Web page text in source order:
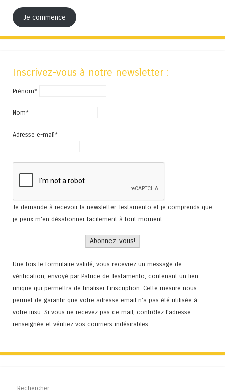
Je commence
Inscrivez-vous à notre newsletter :
Prénom*
Nom*
Adresse e-mail*
Je demande à recevoir la newsletter Testamento et je comprends que
je peux m'en désabonner facilement à tout moment.
Une fois le formulaire validé, vous recevrez un message de
vérification, envoyé par Patrice de Testamento, contenant un lien
unique qui permettra de finaliser l'inscription. Cette mesure nous
permet de garantir que votre adresse email n’a pas été utilisée à
votre insu. Si vous ne recevez pas ce mail, contrôlez l’adresse
renseignée et vérifiez vos courriers indésirables.
Recherche